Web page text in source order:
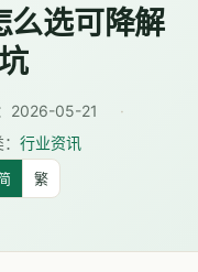
么选可降解
2026-05-21
·
行业资讯
繁